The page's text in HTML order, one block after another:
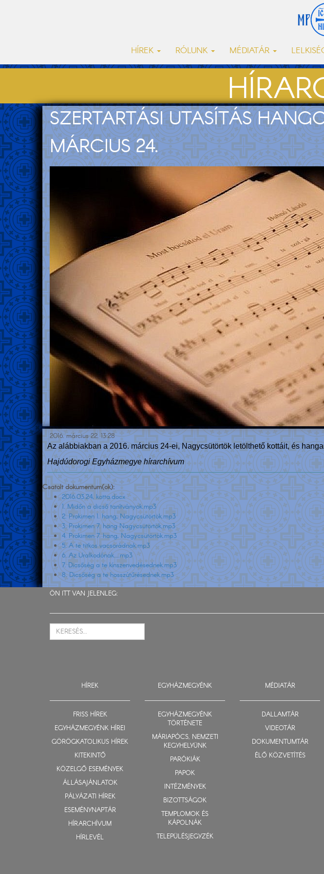
HÍREK RÓLUNK MÉDIATÁR
SZERTARTÁSI UTASÍTÁS
MÁRCIUS 24.
2016. március 22. 13:28
Az alábbiakban a 2016. március 24-ei, Nagycsütörtök letölthető kottáit, és
Hajdúdorogi Egyházmegye hírarchívum
Csatolt dokumentum(ok):
2016.03.24, kotta.docx
1. Midőn a dicső tanítványok.mp3
2. Prokimen 1. hang, Nagycsütörtök.mp3
3. Prokimen 7. hang Nagycsütörtök.mp3
4. Prokimen 7. hang, Nagycsütörtök.mp3
5. A te titkos vacsorádnak.mp3
6. Az Uralkodónak....mp3
7. Dicsőség a te kínszenvedésednek.mp3
8. Dicsőség a te hosszútűrésednek.mp3
ÖN ITT VAN JELENLEG:
HÍREK
FRISS HÍREK
EGYHÁZMEGYÉNK HÍREI
GÖRÖGKATOLIKUS HÍREK
KITEKINTŐ
KÖZELGŐ ESEMÉNYEK
ÁLLÁSAJÁNLATOK
PÁLYÁZATI HÍREK
ESEMÉNYNAPTÁR
HÍRARCHÍVUM
HÍRLEVÉL
EGYHÁZMEGYÉNK
EGYHÁZMEGYÉNK
TÖRTÉNETE
MÁRIAPÓCS, NEMZETI
KEGYHELYÜNK
PARÓKIÁK
PAPOK
INTÉZMÉNYEK
BIZOTTSÁGOK
TEMPLOMOK ÉS
KÁPOLNÁK
TELEPÜLÉSJEGYZÉK
MÉDIATÁR
DALLAMTÁR
VIDEOTÁR
DOKUMENTUMTÁR
ÉLŐ KÖZVETÍTÉS